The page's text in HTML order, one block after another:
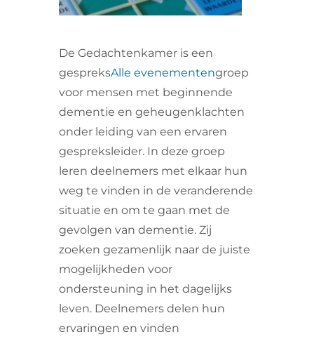
De Gedachtenkamer is een
gespreksAlle evenementengroep
voor mensen met beginnende
dementie en geheugenklachten
onder leiding van een ervaren
gespreksleider. In deze groep
leren deelnemers met elkaar hun
weg te vinden in de veranderende
situatie en om te gaan met de
gevolgen van dementie. Zij
zoeken gezamenlijk naar de juiste
mogelijkheden voor
ondersteuning in het dagelijks
leven. Deelnemers delen hun
ervaringen en vinden